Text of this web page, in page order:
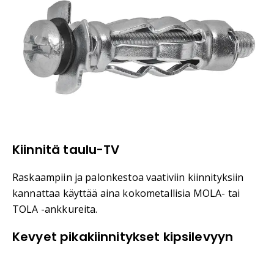
Kiinnitä taulu-TV
Raskaampiin ja palonkestoa vaativiin kiinnityksiin
kannattaa käyttää aina kokometallisia MOLA- tai
TOLA -ankkureita.
Kevyet pikakiinnitykset kipsilevyyn